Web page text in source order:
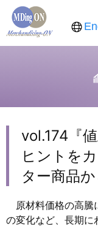
vol.174『
ヒントを
ター商品か
原材料価格の高騰
の変化など、長期に